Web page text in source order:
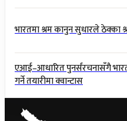
भारतमा श्रम कानुन सुधारले ठेक्का
एआई–आधारित पुनर्संरचनासँगै
गर्ने तयारीमा क्वान्टास